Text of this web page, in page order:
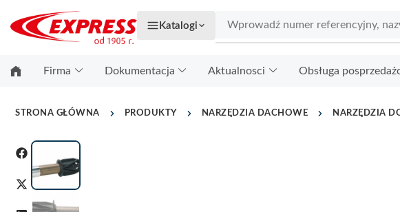
Katalogi
Firma Dokumentacja Aktualnosci Obsługa
STRONA GŁÓWNA PRODUKTY NARZĘDZIA DACHOWE NARZĘDZIA